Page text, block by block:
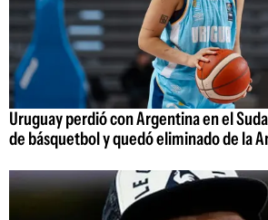
Uruguay perdió con Argentina en el
de básquetbol y quedó eliminado de la